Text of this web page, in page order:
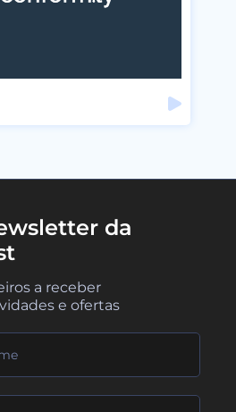
da
a receber
e ofertas